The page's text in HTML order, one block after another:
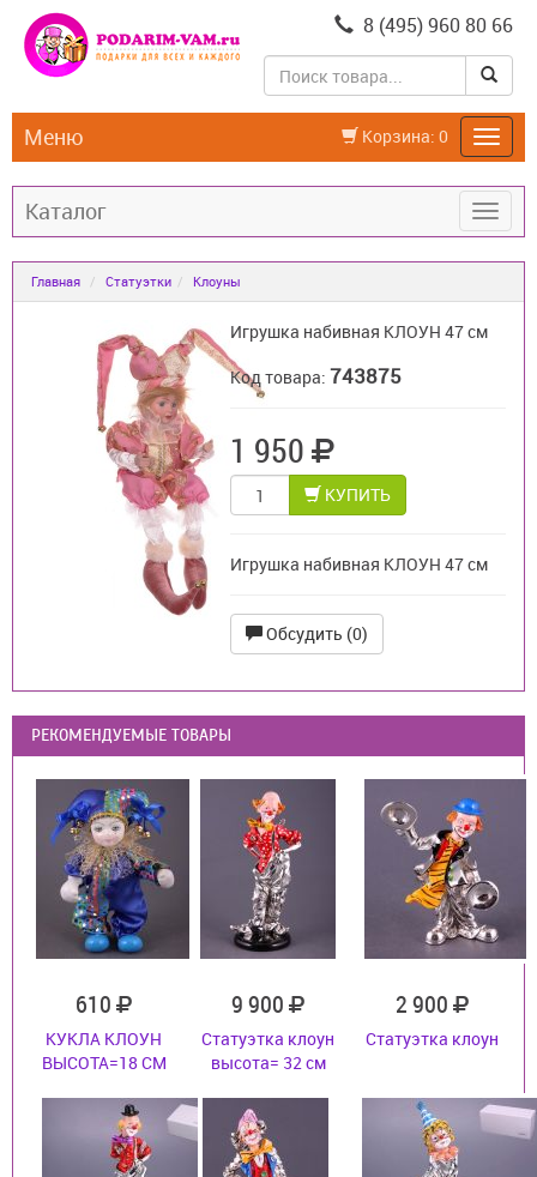
8 (495) 960 80 66
Корзина: 0
Меню
Каталог
Главная Статуэтки Клоуны
Игрушка набивная КЛОУН 47 см
Код товара:743875
1 950
КУПИТЬ
Игрушка набивная КЛОУН 47 см
Обсудить (0)
РЕКОМЕНДУЕМЫЕ ТОВАРЫ
610
КУКЛА КЛОУН
ВЫСОТА=18 СМ
9 900
Статуэтка клоун
высота= 32 см
2 900
Статуэтка клоун